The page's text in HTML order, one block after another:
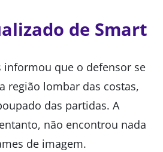
de Smart
informou que o defensor se
região lombar das costas,
das partidas. A
não encontrou nada
de imagem.